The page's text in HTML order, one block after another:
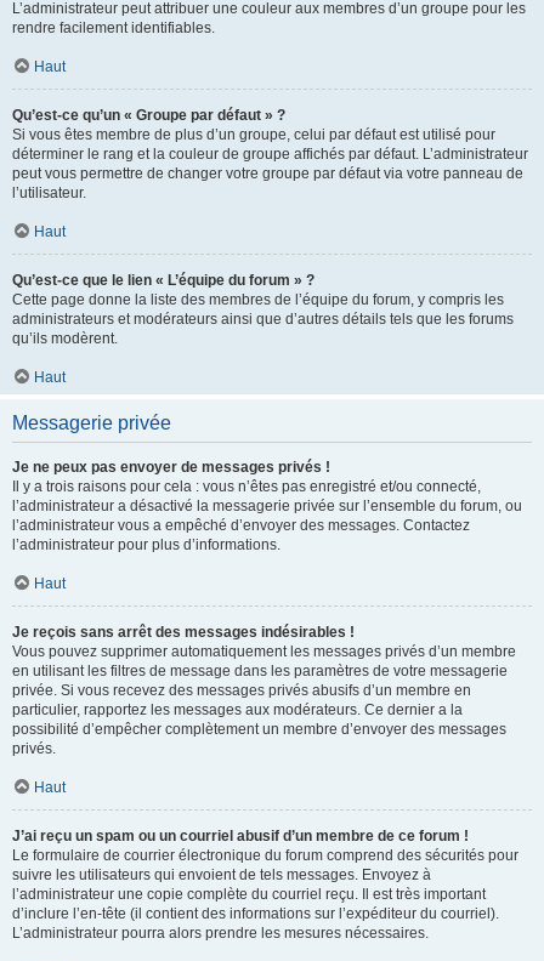
L’administrateur peut attribuer une couleur aux membres d’un groupe pour les
rendre facilement identifiables.
Haut
Qu’est-ce qu’un « Groupe par défaut » ?
Si vous êtes membre de plus d’un groupe, celui par défaut est utilisé pour
déterminer le rang et la couleur de groupe affichés par défaut. L’administrateur
peut vous permettre de changer votre groupe par défaut via votre panneau de
l’utilisateur.
Haut
Qu’est-ce que le lien « L’équipe du forum » ?
Cette page donne la liste des membres de l’équipe du forum, y compris les
administrateurs et modérateurs ainsi que d’autres détails tels que les forums
qu’ils modèrent.
Haut
Messagerie privée
Je ne peux pas envoyer de messages privés !
Il y a trois raisons pour cela : vous n’êtes pas enregistré et/ou connecté,
l’administrateur a désactivé la messagerie privée sur l’ensemble du forum, ou
l’administrateur vous a empêché d’envoyer des messages. Contactez
l’administrateur pour plus d’informations.
Haut
Je reçois sans arrêt des messages indésirables !
Vous pouvez supprimer automatiquement les messages privés d’un membre
en utilisant les filtres de message dans les paramètres de votre messagerie
privée. Si vous recevez des messages privés abusifs d’un membre en
particulier, rapportez les messages aux modérateurs. Ce dernier a la
possibilité d’empêcher complètement un membre d’envoyer des messages
privés.
Haut
J’ai reçu un spam ou un courriel abusif d’un membre de ce forum !
Le formulaire de courrier électronique du forum comprend des sécurités pour
suivre les utilisateurs qui envoient de tels messages. Envoyez à
l’administrateur une copie complète du courriel reçu. Il est très important
d’inclure l’en-tête (il contient des informations sur l’expéditeur du courriel).
L’administrateur pourra alors prendre les mesures nécessaires.